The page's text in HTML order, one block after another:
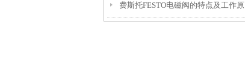
解析
费斯托FESTO电磁阀的特点及工作原